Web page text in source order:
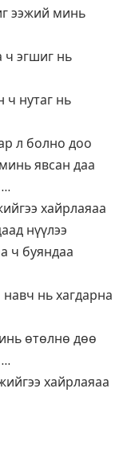
ээжий минь
ч эгшиг нь
ч нутаг нь
л болно доо
явсан даа
…
хайрлаяаа
нүүлээ
ч буяндаа
навч нь хагдарна
өтөлнө дөө
…
хайрлаяаа